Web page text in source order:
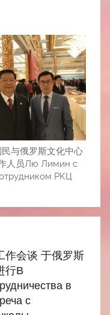
与俄罗斯文化中心
人员Лю Лимин с
РКЦ
作会谈 于俄罗斯
行В
в
с